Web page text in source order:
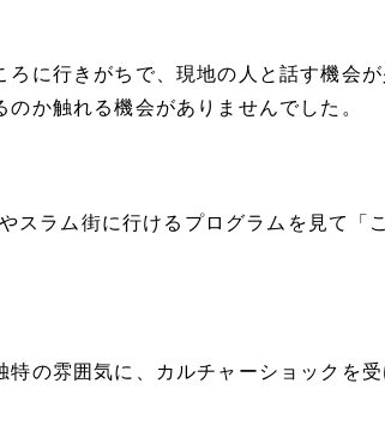
に行きがちで、現地の人と話す機会が
か触れる機会がありませんでした。
スラム街に行けるプログラムを見て「
の雰囲気に、カルチャーショックを